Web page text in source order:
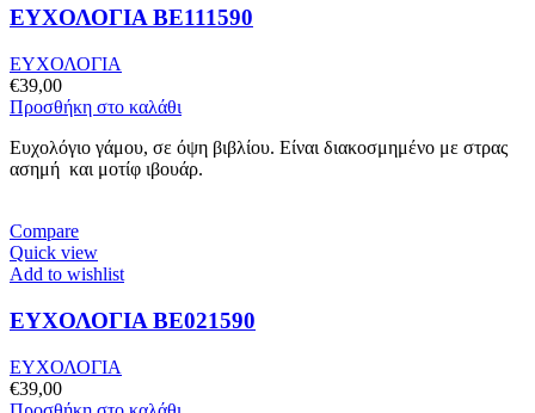
ΕΥΧΟΛΟΓΙΑ BE111590
ΕΥΧΟΛΟΓΙΑ
€39,00
Προσθήκη στο καλάθι
Ευχολόγιο γάμου, σε όψη βιβλίου. Είναι διακοσμημένο με στρας
ασημή και μοτίφ ιβουάρ.
Compare
Quick view
Add to wishlist
ΕΥΧΟΛΟΓΙΑ BE021590
ΕΥΧΟΛΟΓΙΑ
€39,00